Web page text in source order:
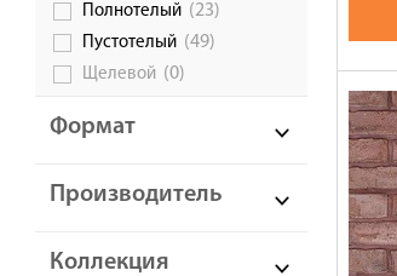
Полнотелый (23)
Пустотелый (49)
Щелевой (0)
Формат
Производитель
Коллекция